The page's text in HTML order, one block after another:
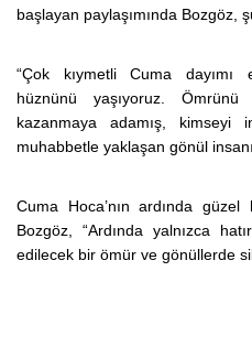
başlayan paylaşımında Bozgöz,
“Çok kıymetli Cuma dayımı
hüznünü yaşıyoruz.
kazanmaya adamış, kimseyi
muhabbetle yaklaşan gönül
Cuma Hoca’nın ardında güzel
Bozgöz, “Ardında yalnızca
edilecek bir ömür ve gönüllerde